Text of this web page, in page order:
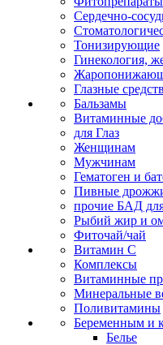
Сердечно-
Тонизирующие
Гинекология,
Глазные
Бальзамы
Витаминные
для Глаз
Женщинам
Мужчинам
Гематоген и
Пивные
прочие БАД
Рыбий жир и
Фиточай/чай
Витамин С
Комплексы
Витаминные
Минеральные
Поливитамины
Беременным и
Белье